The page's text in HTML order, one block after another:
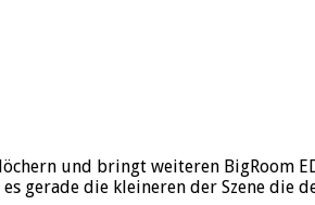
und bringt weiteren BigRoom
gerade die kleineren der Szene die